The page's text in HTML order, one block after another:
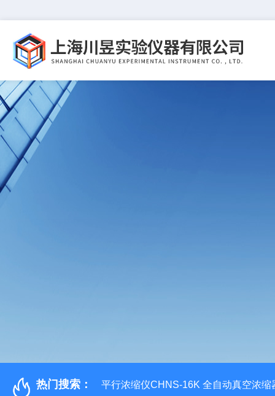
热门搜索： 平行浓缩仪CHNS-16K 全自动真空浓缩